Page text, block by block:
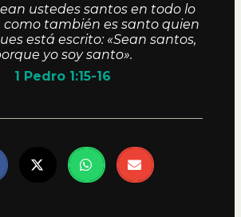
ustedes santos en todo lo
como también es santo quien
está escrito: «Sean santos,
yo soy santo».
1 Pedro 1:15-16